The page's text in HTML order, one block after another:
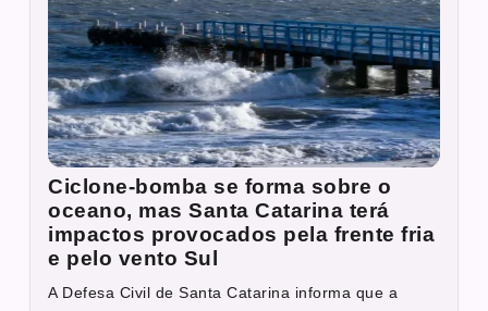
Ciclone-bomba se forma sobre o
oceano, mas Santa Catarina terá
impactos provocados pela frente fria
e pelo vento Sul
A Defesa Civil de Santa Catarina informa que a